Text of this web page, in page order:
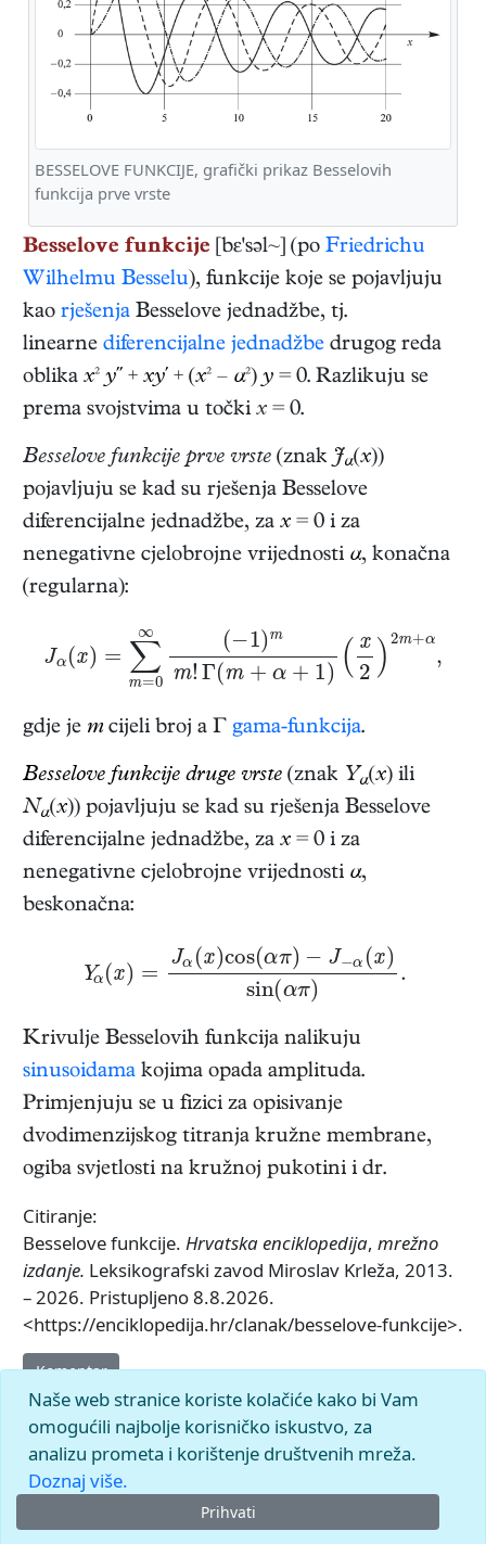
BESSELOVE FUNKCIJE, grafički prikaz Besselovih
funkcija prve vrste
Besselove funkcije [bε'səl~] (po Friedrichu
Wilhelmu Besselu), funkcije koje se pojavljuju
kao rješenja Besselove jednadžbe, tj.
linearne diferencijalne jednadžbe drugog reda
oblika x² y′′ + xy′ + (x² – α²) y = 0. Razlikuju se
prema svojstvima u točki x = 0.
Besselove funkcije prve vrste (znak Jα(x))
pojavljuju se kad su rješenja Besselove
diferencijalne jednadžbe, za x = 0 i za
nenegativne cjelobrojne vrijednosti α, konačna
(regularna):
m=0 m m!Γ(m 2m +
gdje je mcijeli broj a Γ gama-funkcija.
Besselove funkcije druge vrste (znak Yα(x) ili
Nα(x)) pojavljuju se kad su rješenja Besselove
diferencijalne jednadžbe, za x = 0 i za
nenegativne cjelobrojne vrijednosti α,
beskonačna:
(x )c os π) −α s (α π
Krivulje Besselovih funkcija nalikuju
sinusoidama kojima opada amplituda.
Primjenjuju se u fizici za opisivanje
dvodimenzijskog titranja kružne membrane,
ogiba svjetlosti na kružnoj pukotini i dr.
Citiranje:
Besselove funkcije. Hrvatska enciklopedija, mrežno
izdanje. Leksikografski zavod Miroslav Krleža, 2013.
– 2026. Pristupljeno 8.8.2026.
<https://enciklopedija.hr/clanak/besselove-funkcije>.
Komentar
Naše web stranice koriste kolačiće kako bi Vam
omogućili najbolje korisničko iskustvo, za
analizu prometa i korištenje društvenih mreža.
Doznaj više.
Prihvati
© 2026.Leksikografski zavodMiroslav Krleža